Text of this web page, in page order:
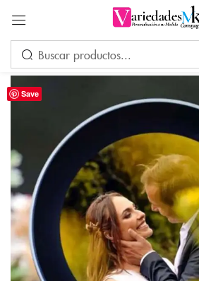
Save
Acceder
Por favor, introduce una respuesta en
diecisiete − cinco =
Recuérdame ¿Ha
INICIAR SESIÓN